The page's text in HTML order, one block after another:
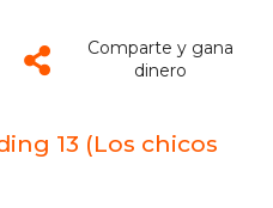
Comparte y gana
dinero
13 (Los chicos